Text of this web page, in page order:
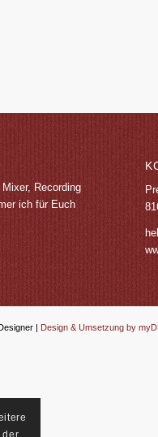
Recording
ich für Euch
| Design & Umsetzung by